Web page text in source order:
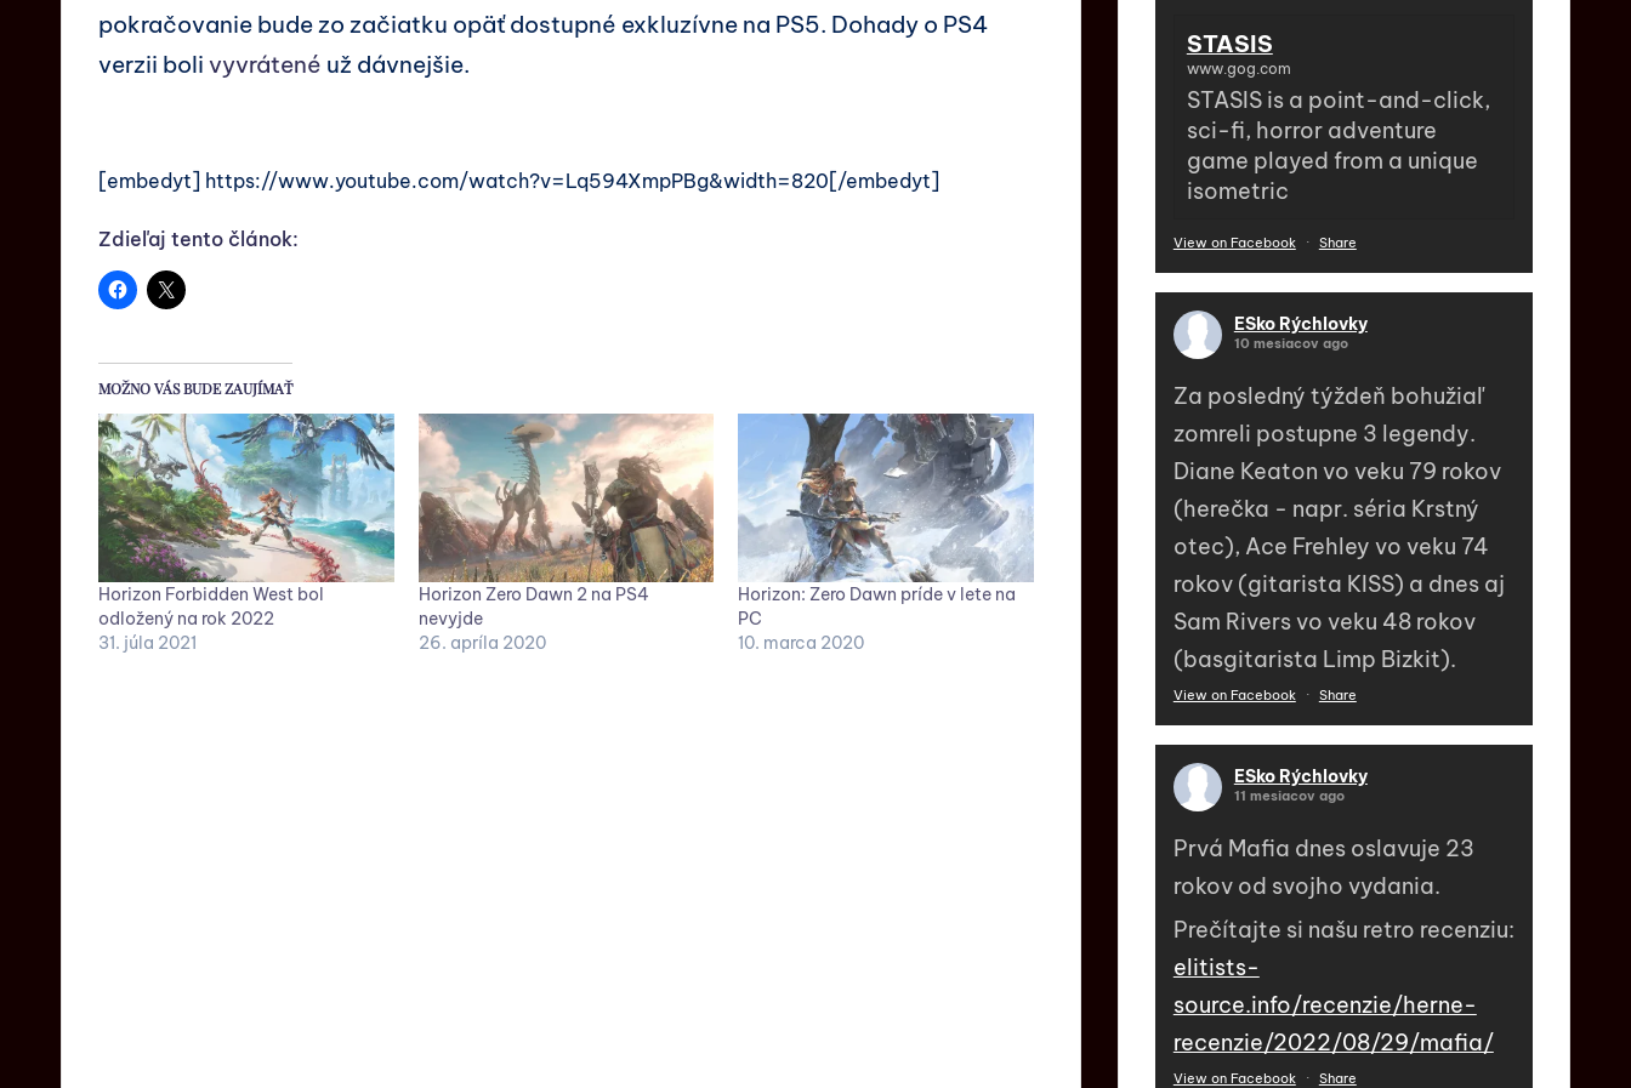
pokračovanie bude zo začiatku opäť dostupné exkluzívne na PS5. Dohady o PS4
verzii boli vyvrátené už dávnejšie.
[embedyt] https://www.youtube.com/watch?v=Lq594XmpPBg&width=820[/embedyt]
Zdieľaj tento článok:
MOŽNO VÁS BUDE ZAUJÍMAŤ
Horizon Forbidden West bol
odložený na rok 2022
31. júla 2021
Horizon Zero Dawn 2 na PS4
nevyjde
26. apríla 2020
Horizon: Zero Dawn príde v lete na
PC
10. marca 2020
STASIS
www.gog.com
STASIS is a point-and-click,
sci-fi, horror adventure
game played from a unique
isometric
View on Facebook · Share
ESko Rýchlovky
10 mesiacov ago
Za posledný týždeň bohužiaľ
zomreli postupne 3 legendy.
Diane Keaton vo veku 79 rokov
(herečka - napr. séria Krstný
otec), Ace Frehley vo veku 74
rokov (gitarista KISS) a dnes aj
Sam Rivers vo veku 48 rokov
(basgitarista Limp Bizkit).
View on Facebook · Share
ESko Rýchlovky
11 mesiacov ago
Prvá Mafia dnes oslavuje 23
rokov od svojho vydania.
Prečítajte si našu retro recenziu:
elitists-
source.info/recenzie/herne-
recenzie/2022/08/29/mafia/
View on Facebook · Share